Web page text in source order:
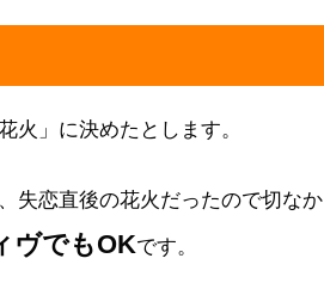
火」に決めたとします。
失恋直後の花火だったので切なか
ヴでもOKです。